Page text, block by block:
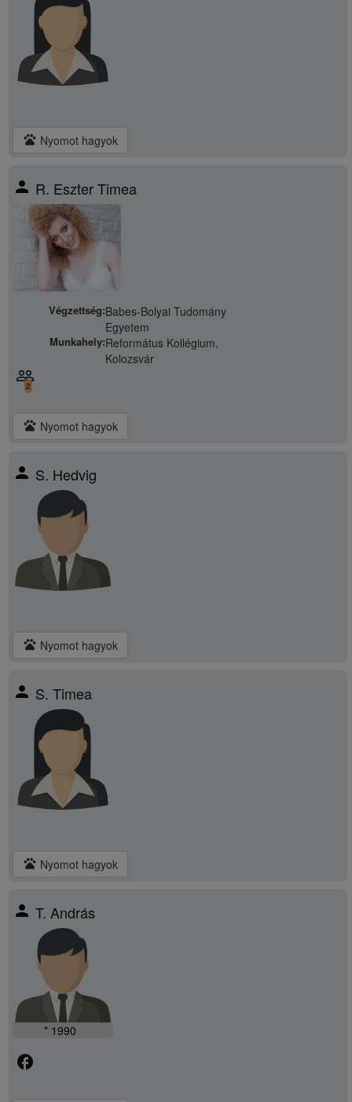
pets Nyomot hagyok
person R. Eszter Timea
Végzettség:Babes-Bolyai Tudomány
Egyetem
Munkahely:Református Kollégium,
Kolozsvár
people_outline
2
pets Nyomot hagyok
person S. Hedvig
pets Nyomot hagyok
person S. Timea
pets Nyomot hagyok
person T. András
* 1990
facebook